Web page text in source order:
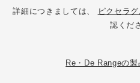
詳細につきましては、 ピクセラ
認くだ
Re・De Rangeの